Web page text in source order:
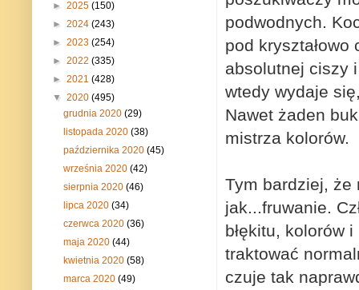
podwodnych.
pod kryształowo
absolutnej ciszy
wtedy wydaje
Nawet żaden
mistrza kolorów.
Tym bardziej, że
jak...fruwanie.
błękitu, kolorów
traktować
czuje tak
► 2025 (150)
► 2024 (243)
► 2023 (254)
► 2022 (335)
► 2021 (428)
▼ 2020 (495)
grudnia 2020(29)
listopada 2020(38)
października 2020(45)
września 2020(42)
sierpnia 2020(46)
lipca 2020(34)
czerwca 2020(36)
maja 2020(44)
kwietnia 2020(58)
marca 2020(49)